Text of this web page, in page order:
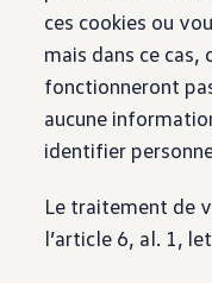
ces cookies ou
mais dans ce cas,
fonctionneront
aucune
identifier
Le traitement de
l’article 6, al. 1,